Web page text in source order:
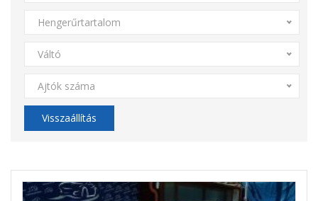
Hengerűrtartalom
Váltó
Ajtók száma
Visszaállítás